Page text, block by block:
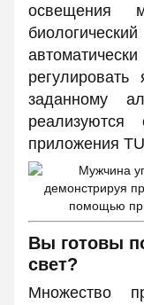
освещения
заданному
приложения
Вы готовы
свет?
Множество